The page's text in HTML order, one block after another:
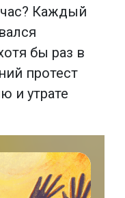
Каждый
бы раз в
протест
и утрате